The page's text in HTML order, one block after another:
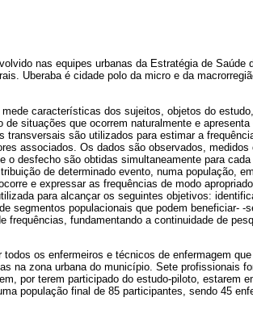
nas equipes urbanas da Estratégia de Saúde
Uberaba é cidade polo da micro e da
características dos sujeitos, objetos do
situações que ocorrem naturalmente e apresenta
são utilizados para estimar a
associados. Os dados são observados,
desfecho são obtidas simultaneamente para cada
de determinado evento, numa população,
e expressar as frequências de modo
para alcançar os seguintes objetivos:
segmentos populacionais que podem beneficiar- -
frequências, fundamentando a continuidade de
os enfermeiros e técnicos de enfermagem que
na zona urbana do município. Sete profissionais
por terem participado do estudo-piloto, estarem
população final de 85 participantes, sendo 45